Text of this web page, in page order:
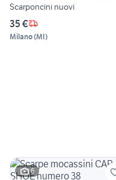
Scarponcini nuovi
35 €
Milano(MI)
6